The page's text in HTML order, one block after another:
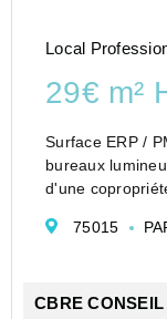
Local
29€ m²
Surface ERP /
bureaux
d'une
accueil.
75015
CBRE